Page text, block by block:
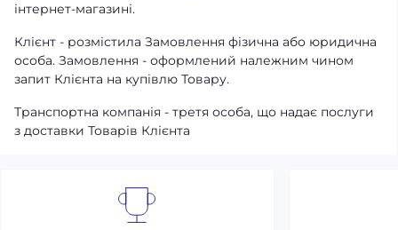
інтернет-магазині.
Клієнт - розмістила Замовлення фізична або юридична
особа. Замовлення - оформлений належним чином
запит Клієнта на купівлю Товару.
Транспортна компанія - третя особа, що надає послуги
з доставки Товарів Клієнта